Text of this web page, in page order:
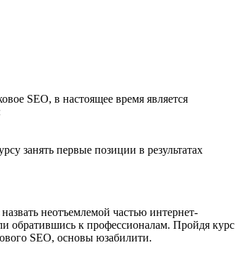
SEO, в настоящее время является
занять первые позиции в результатах
неотъемлемой частью интернет-
обратившись к профессионалам. Пройдя курс
SEO, основы юзабилити.